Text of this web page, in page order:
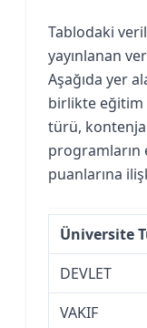
Tablodaki
yayınlanan
Aşağıda yer
birlikte eğitim
türü,
programların
puanlarına
Üniversite
DEVLET
VAKIF